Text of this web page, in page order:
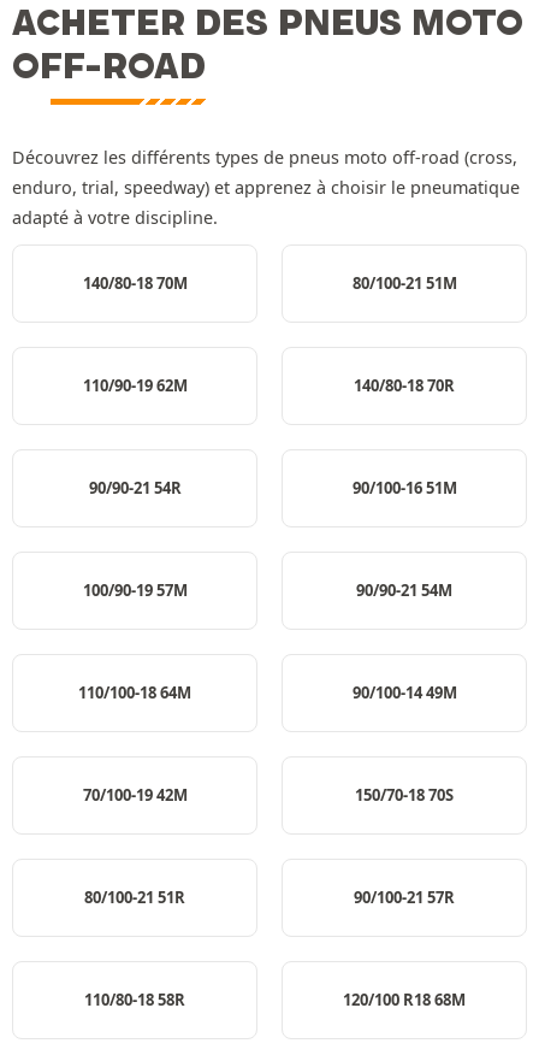
ACHETER DES PNEUS MOTO
OFF-ROAD
Découvrez les différents types de pneus moto off-road (cross,
enduro, trial, speedway) et apprenez à choisir le pneumatique
adapté à votre discipline.
140/80-18 70M 80/100-21 51M
110/90-19 62M 140/80-18 70R
90/90-21 54R 90/100-16 51M
100/90-19 57M 90/90-21 54M
110/100-18 64M 90/100-14 49M
70/100-19 42M 150/70-18 70S
80/100-21 51R 90/100-21 57R
110/80-18 58R 120/100 R18 68M